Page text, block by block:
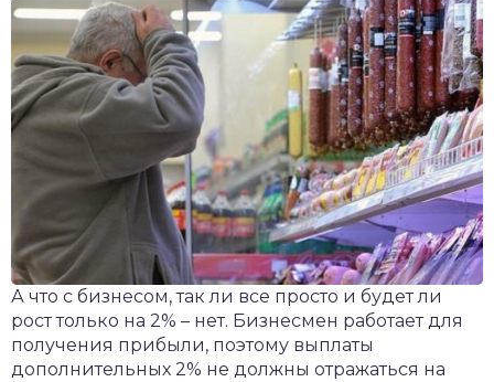
А что с бизнесом, так ли все просто и будет ли
рост только на 2% – нет. Бизнесмен работает для
получения прибыли, поэтому выплаты
дополнительных 2% не должны отражаться на